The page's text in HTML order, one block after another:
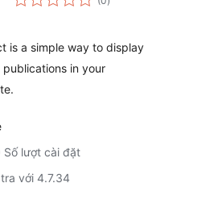
đánh
is a simple way to display
in your
Số lượt cài đặt
với 4.7.34